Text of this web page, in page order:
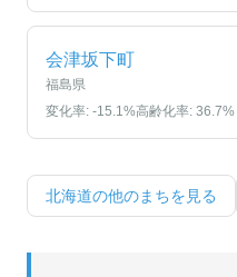
会津坂下町
福島県
変化率: -15.1%高齢化率: 36.7%
北海道の他のまちを見る